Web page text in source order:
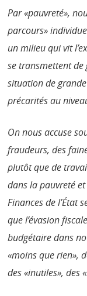
Par «pauvreté»,
parcours»
un milieu qui vit
se transmettent de
situation de
précarités au
On nous accuse
fraudeurs, des
plutôt que de
dans la pauvreté et
Finances de l’État
que l’évasion
budgétaire dans
«moins que rien»,
des «inutiles», des